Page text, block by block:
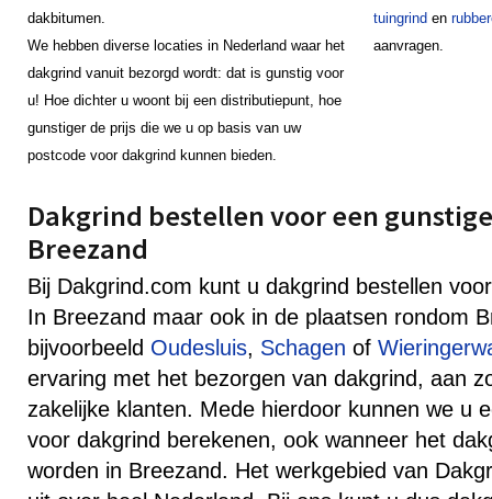
dakbitumen.
We hebben diverse locaties in Nederland waar het
dakgrind vanuit bezorgd wordt: dat is gunstig voor
u! Hoe dichter u woont bij een distributiepunt, hoe
gunstiger de prijs die we u op basis van uw
postcode voor dakgrind kunnen bieden.
tuingrind en
aanvragen.
Dakgrind bestellen voor een
Breezand
Bij Dakgrind.com kunt u dakgrind bestellen
In Breezand maar ook in de plaatsen rondom
bijvoorbeeld Oudesluis, Schagen of
ervaring met het bezorgen van dakgrind, aan
zakelijke klanten. Mede hierdoor kunnen we u
voor dakgrind berekenen, ook wanneer het
worden in Breezand. Het werkgebied van